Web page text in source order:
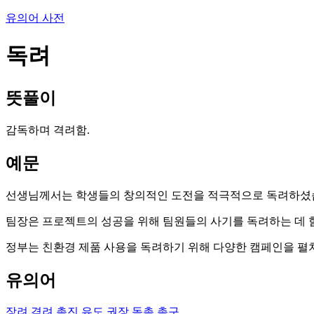
유의어 사전
독려
뜻풀이
감독하며 격려함.
예문
선생님께서는 학생들의 창의적인 도전을 적극적으로 독려하셨
팀장은 프로젝트의 성공을 위해 팀원들의 사기를 독려하는 데
정부는 친환경 제품 사용을 독려하기 위해 다양한 캠페인을 펼
유의어